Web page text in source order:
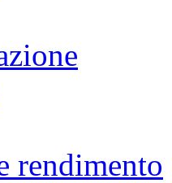
rendimento